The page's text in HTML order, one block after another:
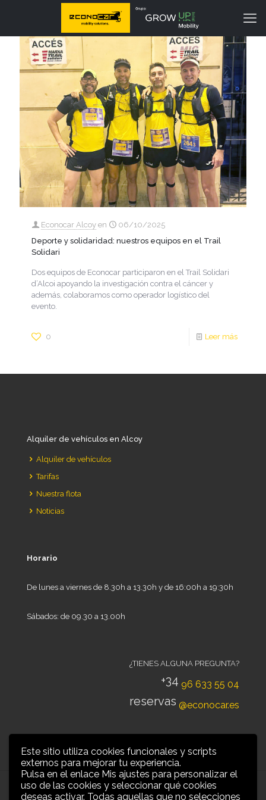
Este sitio utiliza cookies funcionales y scripts
externos para mejorar tu experiencia.
Pulsa en el enlace Mis ajustes para personalizar el
uso de las cookies y seleccionar qué cookies
deseas activar. Todas aquellas que no selecciones
Econocar Alcoy en
06/10/2025
Deporte y solidaridad: nuestros equipos en el Trail
Solidari
Dos equipos de Econocar participaron en el Trail Solidari
d’Alcoi apoyando la investigación contra el cáncer y
además, colaboramos como operador logístico del
evento.
0 Leer más
Alquiler de vehículos en Alcoy
Alquiler de vehículos
Tarifas
Nuestra flota
Noticias
Horario
De lunes a viernes de 8.30h a 13.30h y de 16:00h a 19:30h
Sábados: de 09.30 a 13.00h
¿TIENES ALGUNA PREGUNTA?
+34 96 633 55 04
reservas @econocar.es